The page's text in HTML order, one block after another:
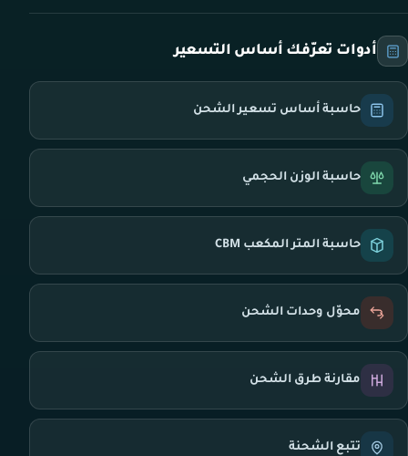
أدوات تعرّفك أساس التسعير
حاسبة أساس تسعير الشحن
حاسبة الوزن الحجمي
حاسبة المتر المكعب CBM
محوّل وحدات الشحن
مقارنة طرق الشحن
تتبع الشحنة